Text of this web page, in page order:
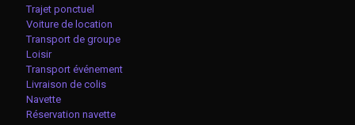
Trajet ponctuel
Voiture de location
Transport de groupe
Loisir
Transport événement
Livraison de colis
Navette
Réservation navette